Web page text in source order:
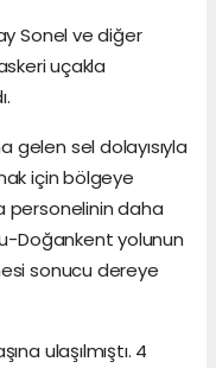
Sonel ve diğer
uçakla
sel dolayısıyla
için bölgeye
personelinin daha
Doğankent yolunun
sonucu dereye
ulaşılmıştı. 4